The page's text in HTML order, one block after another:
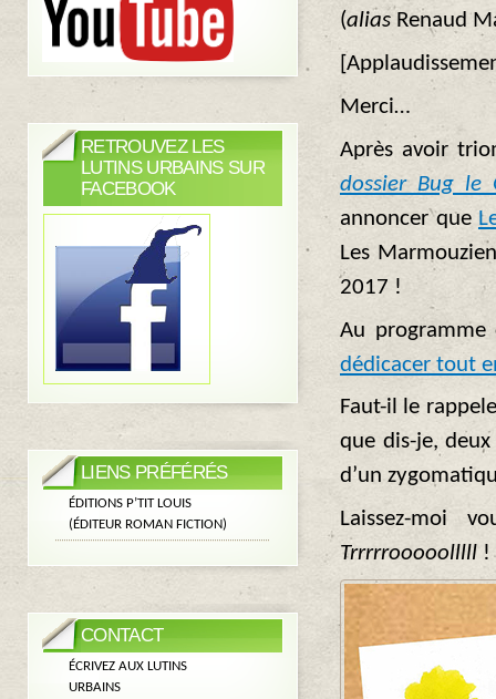
(alias Renaud
Merci…
Après avoir
dossier Bug le
annoncer que
Les
2017 !
Au
dédicacer tout
Faut-il le
que dis-je,
d’un
Laissez-moi
Trrrrrooooolllll !
RETROUVEZ LES
LUTINS URBAINS SUR
FACEBOOK
LIENS PRÉFÉRÉS
ÉDITIONS P’TIT LOUIS
(ÉDITEUR ROMAN FICTION)
CONTACT
ÉCRIVEZ AUX LUTINS
URBAINS